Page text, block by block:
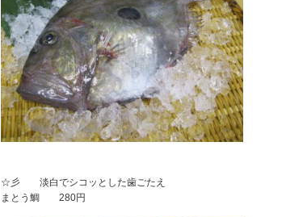
☆彡 淡白でシコッとした歯ごたえ
まとう鯛 280円